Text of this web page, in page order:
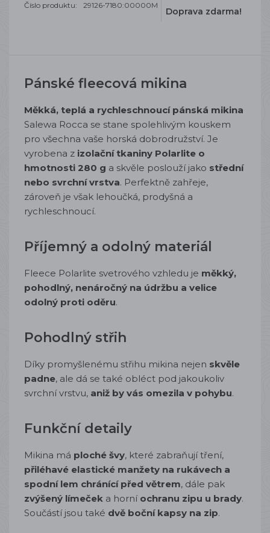
Číslo produktu:
29126-7180:00000M
Doprava zdarma!
Pánské fleecová mikina
Měkká, teplá a rychleschnoucí pánská mikina
Salewa Rocca se stane spolehlivým kouskem
pro všechna vaše horská dobrodružství. Je
vyrobena z izolační tkaniny Polarlite o
hmotnosti 280 g a skvěle poslouží jako střední
nebo svrchní vrstva. Perfektně zahřeje,
zároveň je však lehoučká, prodyšná a
rychleschnoucí.
Příjemný a odolný materiál
Fleece Polarlite svetrového vzhledu je měkký,
pohodlný, nenáročný na údržbu a velice
odolný proti oděru.
Pohodlný střih
Díky promyšlenému střihu mikina nejen skvěle
padne, ale dá se také obléct pod jakoukoliv
svrchní vrstvu, aniž by vás omezila v pohybu.
Funkční detaily
Mikina má ploché švy, které zabraňují tření,
přiléhavé elastické manžety na rukávech a
spodní lem chránící před větrem, dále pak
zvýšený límeček a horní ochranu zipu u brady.
Součástí jsou také dvě boční kapsy na zip.